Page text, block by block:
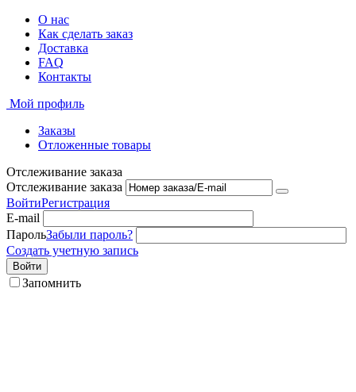
О нас
Как сделать заказ
Доставка
FAQ
Контакты
Мой профиль
Заказы
Отложенные товары
Отслеживание заказа
Отслеживание заказа
ВойтиРегистрация
E-mail
ПарольЗабыли пароль?
Создать учетную запись
Войти
Запомнить